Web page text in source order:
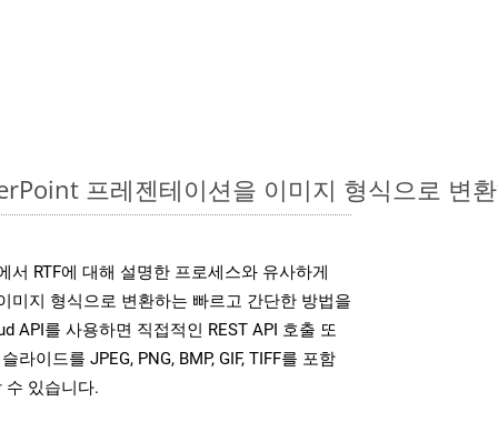
프레젠테이션을 이미지 형식으로 변
서 RTF에 대해 설명한 프로세스와 유사하게
미지 형식으로 변환하는 빠르고 간단한 방법을
API를 사용하면 직접적인 REST API 호출 또
라이드를 JPEG, PNG, BMP, GIF, TIFF를 포함
수 있습니다.